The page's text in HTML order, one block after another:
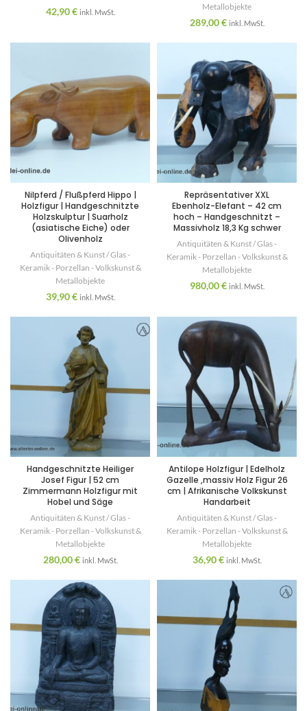
42,90€ inkl. MwSt.
Metallobjekte
289,00€ inkl. MwSt.
Nilpferd / Flußpferd Hippo |
Holzfigur | Handgeschnitzte
Holzskulptur | Suarholz
(asiatische Eiche) oder
Olivenholz
Antiquitäten & Kunst / Glas -
Keramik - Porzellan - Volkskunst &
Metallobjekte
39,90€ inkl. MwSt.
Repräsentativer XXL
Ebenholz-Elefant – 42 cm
hoch – Handgeschnitzt –
Massivholz 18,3 Kg schwer
Antiquitäten & Kunst / Glas -
Keramik - Porzellan - Volkskunst &
Metallobjekte
980,00€ inkl. MwSt.
Handgeschnitzte Heiliger
Josef Figur | 52 cm
Zimmermann Holzfigur mit
Hobel und Säge
Antiquitäten & Kunst / Glas -
Keramik - Porzellan - Volkskunst &
Metallobjekte
280,00€ inkl. MwSt.
Antilope Holzfigur | Edelholz
Gazelle ,massiv Holz Figur 26
cm | Afrikanische Volkskunst
Handarbeit
Antiquitäten & Kunst / Glas -
Keramik - Porzellan - Volkskunst &
Metallobjekte
36,90€ inkl. MwSt.